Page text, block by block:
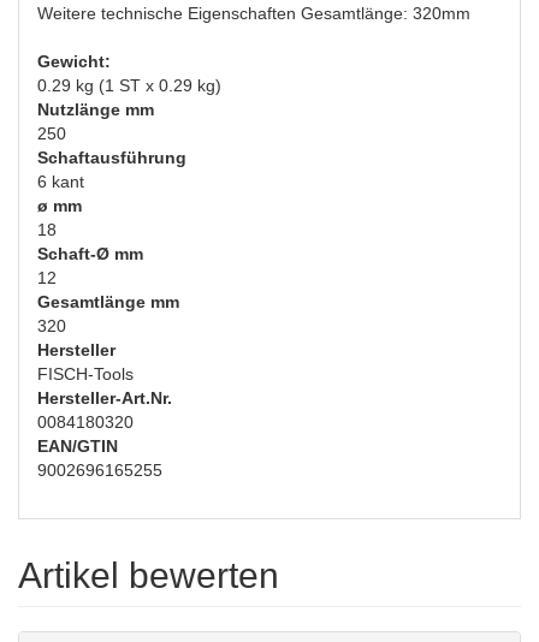
Weitere technische Eigenschaften Gesamtlänge: 320mm
Gewicht:
0.29 kg (1 ST x 0.29 kg)
Nutzlänge mm
250
Schaftausführung
6 kant
ø mm
18
Schaft-Ø mm
12
Gesamtlänge mm
320
Hersteller
FISCH-Tools
Hersteller-Art.Nr.
0084180320
EAN/GTIN
9002696165255
Artikel bewerten